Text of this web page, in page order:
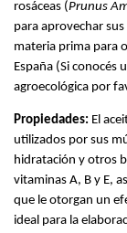
rosáceas (Prunus
para aprovechar
materia prima para
España (Si conocés
agroecológica por
Propiedades: El
utilizados por sus
hidratación y otros
vitaminas A, B y E,
que le otorgan un
ideal para la